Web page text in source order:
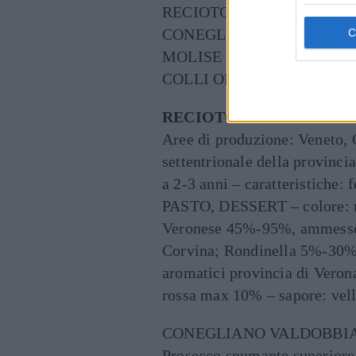
RECIOTO DELLA
CONEGLIANO
MOLISE MOSCATO
COLLI ORIENTALI
RECIOTO DELLA
Aree di produzione: Veneto,
settentrionale della
a 2-3 anni – caratteristiche:
PASTO, DESSERT –
Veronese 45%-95%,
Corvina; Rondinella 5%-
aromatici provincia di
rossa max 10% – sapore:
CONEGLIANO